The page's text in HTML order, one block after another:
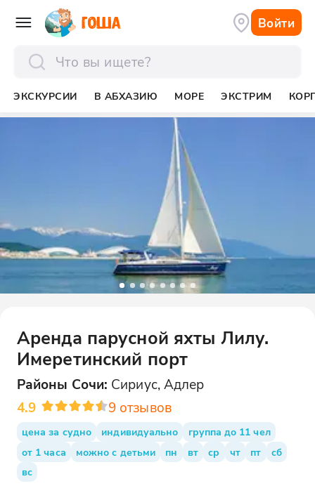
Войти
ЭКСКУРСИИ В АБХАЗИЮ МОРЕ ЭКСТРИМ
Аренда парусной яхты Лилу.
Имеретинский порт
Районы Сочи: Сириус, Адлер
4.9
9 отзывов
цена за судно индивидуально
группа до 11 чел
от 1 часа
можно с детьми пн вт ср чт пт
сб
вс